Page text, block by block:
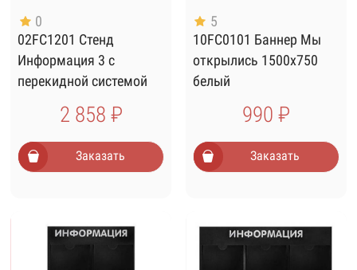
0
02FC1201 Стенд
Информация 3 с
перекидной системой
2 858 ₽
Заказать
5
10FC0101 Баннер Мы
открылись 1500х750
белый
990 ₽
Заказать